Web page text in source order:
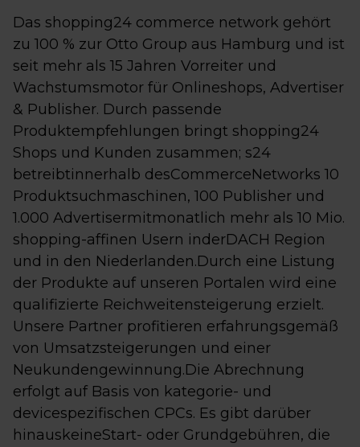
Das shopping24 commerce network gehört
zu 100 % zur Otto Group aus Hamburg und ist
seit mehr als 15 Jahren Vorreiter und
Wachstumsmotor für Onlineshops, Advertiser
& Publisher. Durch passende
Produktempfehlungen bringt shopping24
Shops und Kunden zusammen; s24
betreibtinnerhalb desCommerceNetworks 10
Produktsuchmaschinen, 100 Publisher und
1.000 Advertisermitmonatlich mehr als 10 Mio.
shopping-affinen Usern inderDACH Region
und in den Niederlanden.Durch eine Listung
der Produkte auf unseren Portalen wird eine
qualifizierte Reichweitensteigerung erzielt.
Unsere Partner profitieren erfahrungsgemäß
von Umsatzsteigerungen und einer
Neukundengewinnung.Die Abrechnung
erfolgt auf Basis von kategorie- und
devicespezifischen CPCs. Es gibt darüber
hinauskeineStart- oder Grundgebühren, die